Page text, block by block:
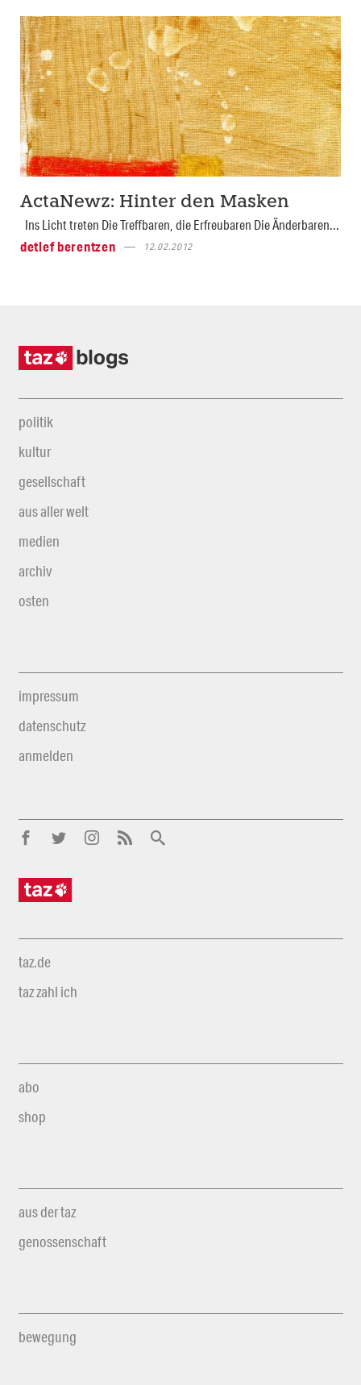
ActaNewz: Hinter den Masken
Ins Licht treten Die Treffbaren, die Erfreubaren Die Änderbaren...
detlef berentzen
12.02.2012
politik
kultur
gesellschaft
aus aller welt
medien
archiv
osten
impressum
datenschutz
anmelden
taz.de
taz zahl ich
abo
shop
aus der taz
genossenschaft
bewegung